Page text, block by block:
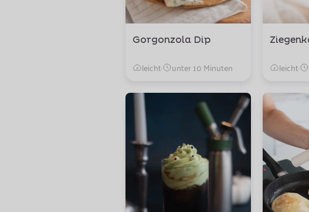
Gorgonzola Dip
leicht· unter 10 Minuten leicht·